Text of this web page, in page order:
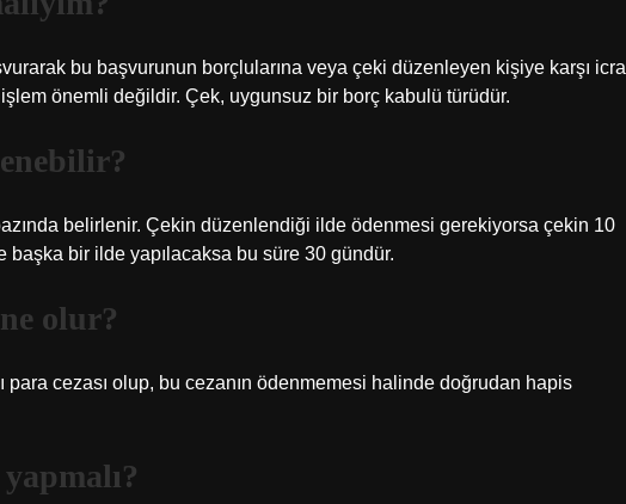
bu başvurunun borçlularına veya çeki düzenleyen kişiye karşı icra
önemli değildir. Çek, uygunsuz bir borç kabulü türüdür.
belirlenir. Çekin düzenlendiği ilde ödenmesi gerekiyorsa çekin 10
bir ilde yapılacaksa bu süre 30 gündür.
olur?
para cezası olup, bu cezanın ödenmemesi halinde doğrudan hapis